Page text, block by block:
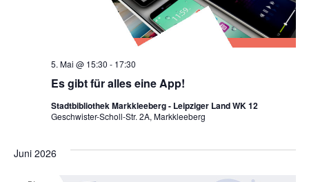
Es gibt für alles eine App!
5. Mai @ 15:30 - 17:30
Stadtbibliothek Markkleeberg - Leipziger Land WK 12
Geschwister-Scholl-Str. 2A, Markkleeberg
Juni 2026